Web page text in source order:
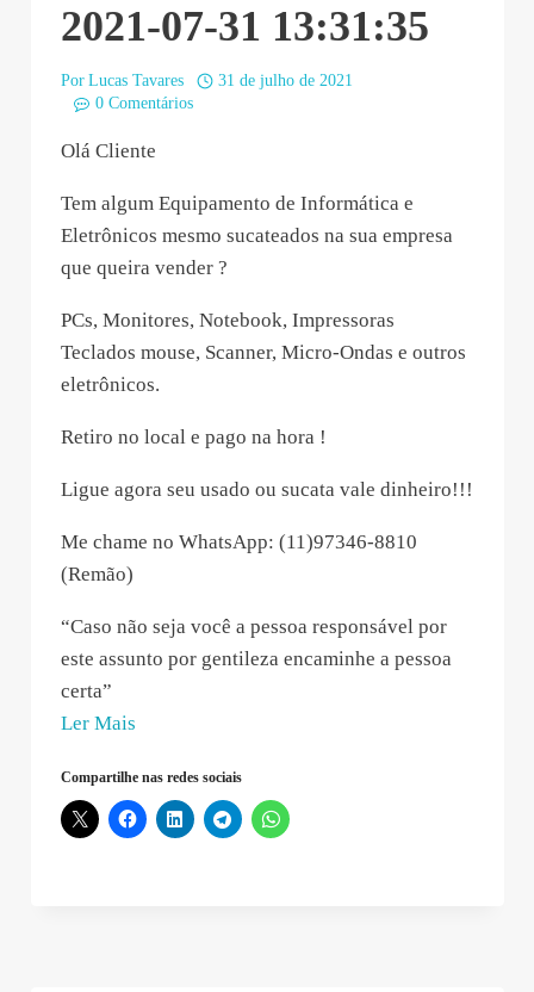
2021-07-31 13:31:35
Por Lucas Tavares
31 de julho de 2021
0 Comentários
Olá Cliente
Tem algum Equipamento de Informática e
Eletrônicos mesmo sucateados na sua empresa
que queira vender ?
PCs, Monitores, Notebook, Impressoras
Teclados mouse, Scanner, Micro-Ondas e outros
eletrônicos.
Retiro no local e pago na hora !
Ligue agora seu usado ou sucata vale dinheiro!!!
Me chame no WhatsApp: (11)97346-8810
(Remão)
“Caso não seja você a pessoa responsável por
este assunto por gentileza encaminhe a pessoa
certa”
Ler Mais
–
2021-
Compartilhe nas redes sociais